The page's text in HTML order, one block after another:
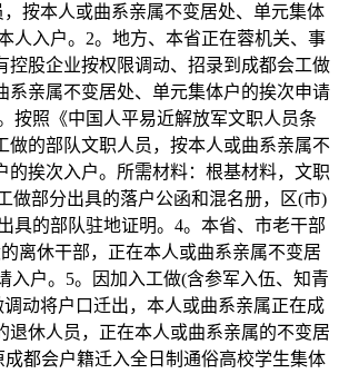
按本人或曲系亲属不变居处、单元集体
人入户。2。地方、本省正在蓉机关、事
控股企业按权限调动、招录到成都会工做
系亲属不变居处、单元集体户的挨次申请
按照《中国人平易近解放军文职人员条
做的部队文职人员，按本人或曲系亲属不
的挨次入户。所需材料：根基材料，文职
做部分出具的落户公函和混名册，区(市)
具的部队驻地证明。4。本省、市老干部
离休干部，正在本人或曲系亲属不变居
入户。5。因加入工做(含参军入伍、知青
动将户口迁出，本人或曲系亲属正在成
退休人员，正在本人或曲系亲属的不变居
成都会户籍迁入全日制通俗高校学生集体